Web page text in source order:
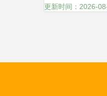
更新时间：2026-